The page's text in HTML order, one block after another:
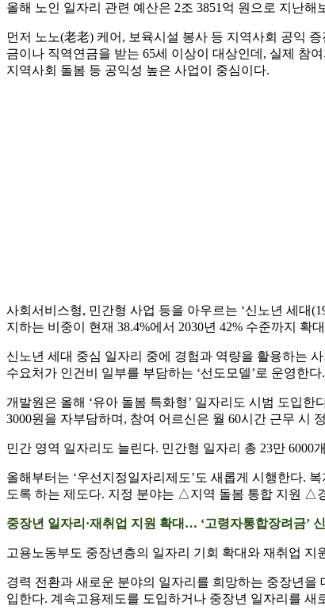
올해 노인 일자리 관련 예산은 2조 3851억 원으로 지난
먼저 노노(老老) 케어, 보육시설 봉사 등 지역사회 공익
금이나 직역연금을 받는 65세 이상이 대상인데, 실제 참
지역사회 돌봄 등 공익성 높은 사업이 중심이다.
사회서비스형, 민간형 사업 등을 아우르는 ‘신노년 세대
지하는 비중이 현재 38.4%에서 2030년 42% 수준까지 확
신노년 세대 중심 일자리 중에 경험과 역량을 활용하는
수요처가 인건비 일부를 부담하는 ‘선도모델’로 운영한다.
개발원은 올해 ‘유아 돌봄 특화형’ 일자리도 시범 도입
3000원을 자부담하며, 참여 어르신은 월 60시간 근무 시
민간 영역 일자리도 늘린다. 민간형 일자리 총 23만 6000
올해부터는 ‘우선지정일자리제도’도 새롭게 시행한다.
도록 하는 제도다. 지정 분야는 △지역 돌봄 통합 지원 △
중장년 일자리·재취업 지원 확대… ‘고령자통합장려금’
고용노동부도 중장년층의 일자리 기회 확대와 재취업 지
경력 전환과 새로운 분야의 일자리를 희망하는 중장년을
입한다. 계속고용제도를 도입하거나 중장년 일자리를 새